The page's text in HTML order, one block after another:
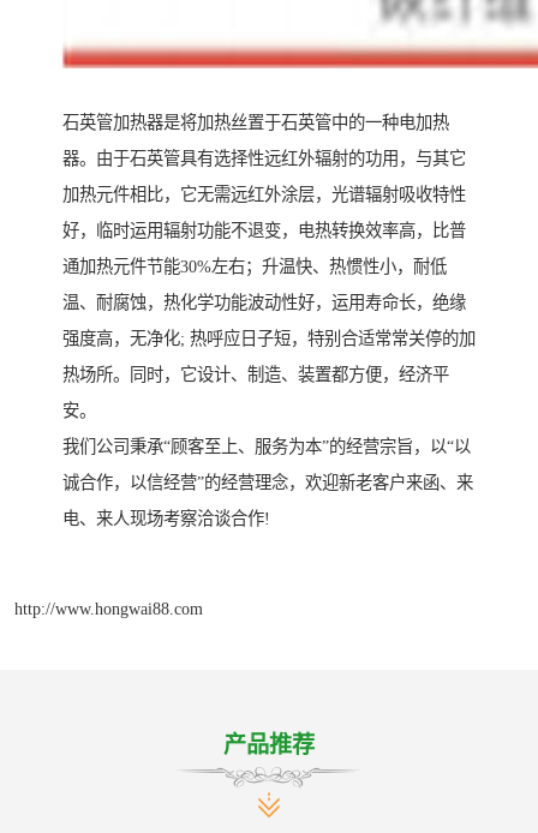
石英管加热器是将加热丝置于石英管中的一种电加热
器。由于石英管具有选择性远红外辐射的功用，与其它
加热元件相比，它无需远红外涂层，光谱辐射吸收特性
好，临时运用辐射功能不退变，电热转换效率高，比普
通加热元件节能30%左右；升温快、热惯性小，耐低
温、耐腐蚀，热化学功能波动性好，运用寿命长，绝缘
强度高，无净化; 热呼应日子短，特别合适常常关停的加
热场所。同时，它设计、制造、装置都方便，经济平
安。
我们公司秉承“顾客至上、服务为本”的经营宗旨，以“以
诚合作，以信经营”的经营理念，欢迎新老客户来函、来
电、来人现场考察洽谈合作!
http://www.hongwai88.com
产品推荐